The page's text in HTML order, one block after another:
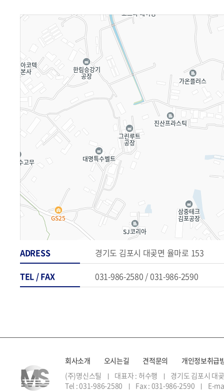
길찾기ADRESS
경기도 김포시 대곶면 율마로 153
TEL / FAX
031-986-2580 / 031-986-2590
회사소개 오시는길 견적문의
개인정보취급
(주)명신스틸
대표자 : 허수행
경기도 김포시 대
Tel : 031-986-2580
Fax : 031-986-2590
E-